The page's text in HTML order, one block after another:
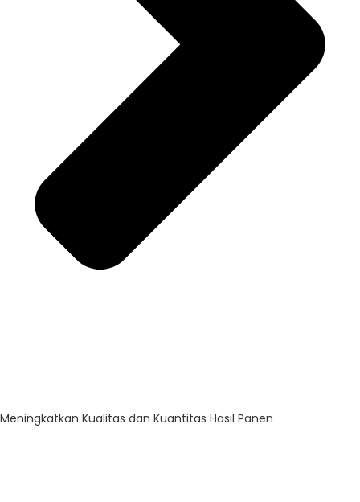
Meningkatkan Kualitas dan Kuantitas Hasil Panen